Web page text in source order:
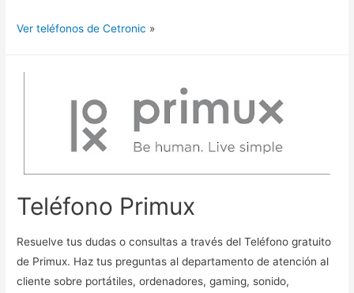
Ver teléfonos de Cetronic »
Teléfono Primux
Resuelve tus dudas o consultas a través del Teléfono gratuito
de Primux. Haz tus preguntas al departamento de atención al
cliente sobre portátiles, ordenadores, gaming, sonido,